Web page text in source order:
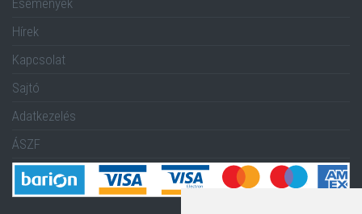
Események
Hírek
Kapcsolat
Sajtó
Adatkezelés
ÁSZF